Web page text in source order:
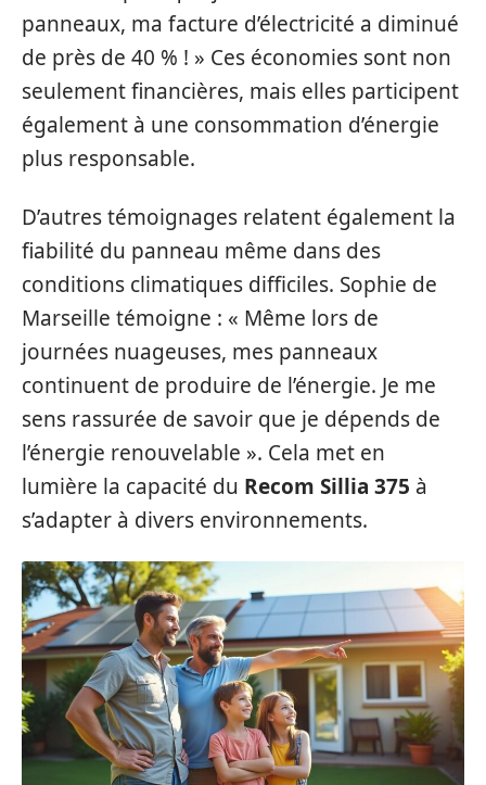
panneaux, ma facture d’électricité a diminué
de près de 40 % ! » Ces économies sont non
seulement financières, mais elles participent
également à une consommation d’énergie
plus responsable.
D’autres témoignages relatent également la
fiabilité du panneau même dans des
conditions climatiques difficiles. Sophie de
Marseille témoigne : « Même lors de
journées nuageuses, mes panneaux
continuent de produire de l’énergie. Je me
sens rassurée de savoir que je dépends de
l’énergie renouvelable ». Cela met en
lumière la capacité du Recom Sillia 375 à
s’adapter à divers environnements.